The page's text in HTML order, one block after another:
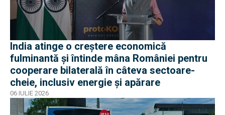
India atinge o creștere economică
fulminantă și întinde mâna României pentru
cooperare bilaterală în câteva sectoare-
cheie, inclusiv energie și apărare
06 IULIE 2026